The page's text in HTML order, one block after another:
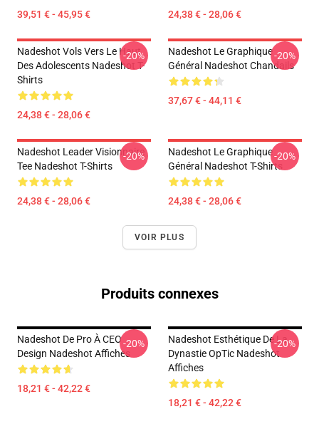
39,51 € - 45,95 € 24,38 € - 28,06 €
Nadeshot Vols Vers Le Haut
Des Adolescents Nadeshot T-
Shirts
24,38 € - 28,06 €
-20%
Nadeshot Le Graphique
Général Nadeshot Chandails
37,67 € - 44,11 €
-20%
Nadeshot Leader Visionnaire
Tee Nadeshot T-Shirts
24,38 € - 28,06 €
-20%
Nadeshot Le Graphique
Général Nadeshot T-Shirts
24,38 € - 28,06 €
-20%
VOIR PLUS
Produits connexes
Nadeshot De Pro À CEO
Design Nadeshot Affiches
18,21 € - 42,22 €
-20%
Nadeshot Esthétique De La
Dynastie OpTic Nadeshot
Affiches
18,21 € - 42,22 €
-20%